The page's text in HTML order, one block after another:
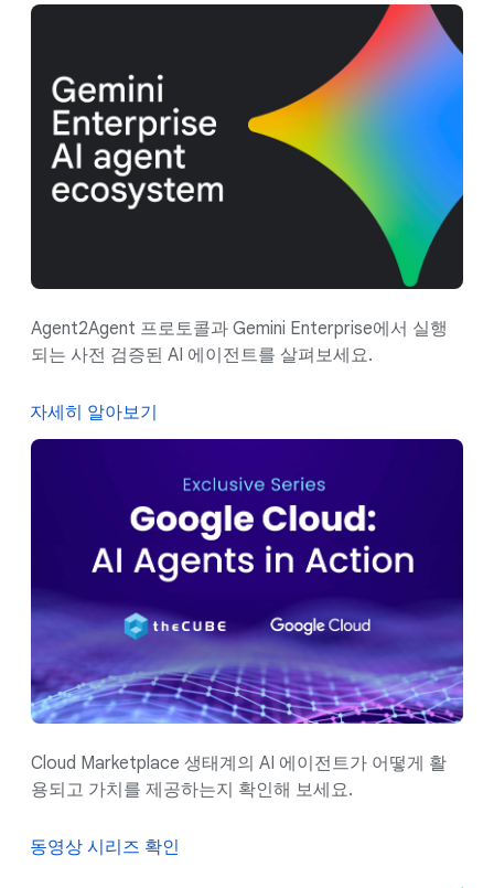
Agent2Agent 프로토콜과 Gemini Enterprise에서 실행
되는 사전 검증된 AI 에이전트를 살펴보세요.
자세히 알아보기
Cloud Marketplace 생태계의 AI 에이전트가 어떻게 활
용되고 가치를 제공하는지 확인해 보세요.
동영상 시리즈 확인